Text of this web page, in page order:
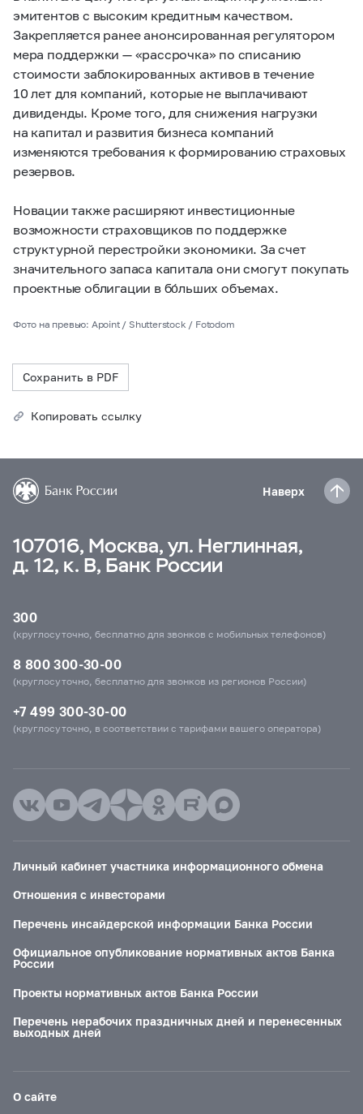
эмитентов с высоким кредитным качеством.
Закрепляется ранее анонсированная регулятором
мера поддержки — «рассрочка» по списанию
стоимости заблокированных активов в течение
10 лет для компаний, которые не выплачивают
дивиденды. Кроме того, для снижения нагрузки
на капитал и развития бизнеса компаний
изменяются требования к формированию страховых
резервов.
Новации также расширяют инвестиционные
возможности страховщиков по поддержке
структурной перестройки экономики. За счет
значительного запаса капитала они смогут покупать
проектные облигации в бо́льших объемах.
Фото на превью: Apoint / Shutterstock / Fotodom
Сохранить в PDF
Копировать ссылку
Наверх
107016, Москва, ул. Неглинная,
д. 12, к. В, Банк России
300
(круглосуточно, бесплатно для звонков с мобильных телефонов)
8 800 300-30-00
(круглосуточно, бесплатно для звонков из регионов России)
+7 499 300-30-00
(круглосуточно, в соответствии с тарифами вашего оператора)
Личный кабинет участника информационного обмена
Отношения с инвесторами
Перечень инсайдерской информации Банка России
Официальное опубликование нормативных актов Банка
России
Проекты нормативных актов Банка России
Перечень нерабочих праздничных дней и перенесенных
выходных дней
О сайте